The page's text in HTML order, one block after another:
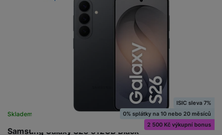
Samsung Galaxy S26 512GB Black
Skladem na prodejně na 7 prodejnách
ISIC sleva 7%
0% splátky na 10 nebo 20 měsíců
2 500 Kč výkupní bonus